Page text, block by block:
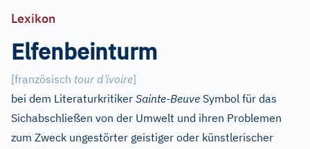
Lexikon
Elfenbeinturm
[französisch tour d’ivoire]
bei dem Literaturkritiker Sainte-Beuve Symbol für das
Sichabschließen von der Umwelt und ihren Problemen
zum Zweck ungestörter geistiger oder künstlerischer